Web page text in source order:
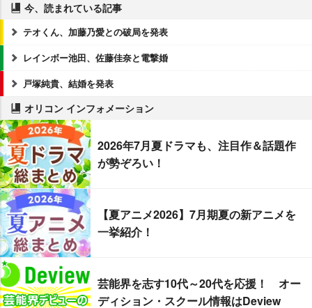
今、読まれている記事
テオくん、加藤乃愛との破局を発表
レインボー池田、佐藤佳奈と電撃婚
戸塚純貴、結婚を発表
オリコン インフォメーション
2026年7月夏ドラマも、注目作＆話題作
が勢ぞろい！
【夏アニメ2026】7月期夏の新アニメを
一挙紹介！
芸能界を志す10代～20代を応援！ オー
ディション・スクール情報はDeview